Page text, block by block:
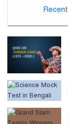
Recent